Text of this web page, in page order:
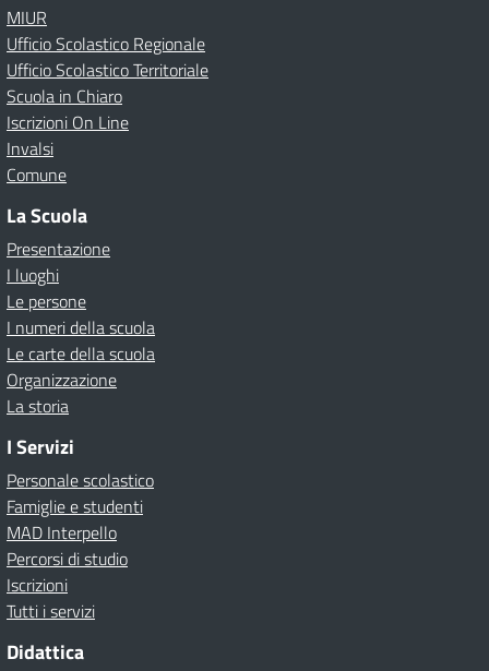
MIUR
Ufficio Scolastico Regionale
Ufficio Scolastico Territoriale
Scuola in Chiaro
Iscrizioni On Line
Invalsi
Comune
La Scuola
Presentazione
I luoghi
Le persone
I numeri della scuola
Le carte della scuola
Organizzazione
La storia
I Servizi
Personale scolastico
Famiglie e studenti
MAD Interpello
Percorsi di studio
Iscrizioni
Tutti i servizi
Didattica